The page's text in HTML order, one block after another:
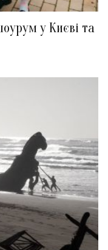
у Києві та